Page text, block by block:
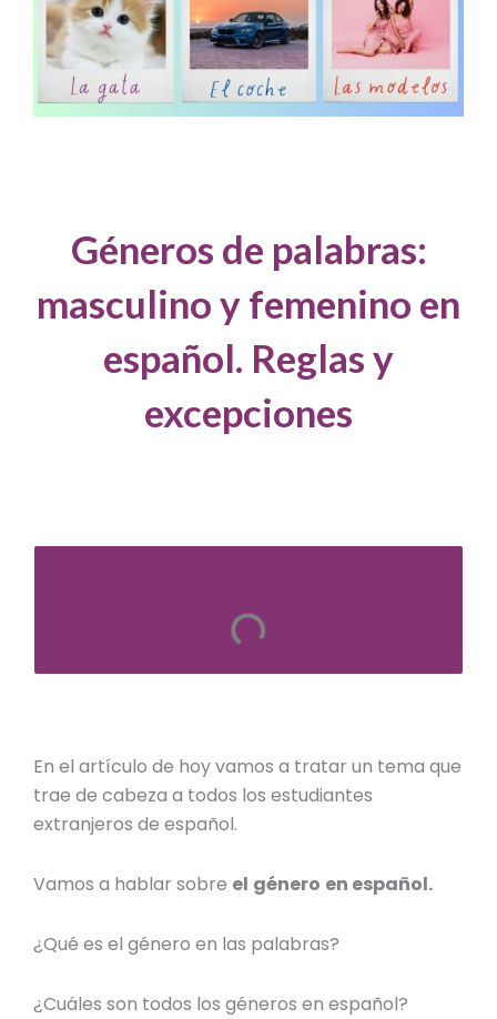
Géneros de palabras:
masculino y femenino en
español. Reglas y
excepciones
En el artículo de hoy vamos a tratar un tema que
trae de cabeza a todos los estudiantes
extranjeros de español.
Vamos a hablar sobre el género en español.
¿Qué esel género en las palabras?
¿Cuáles son todos los géneros en español?